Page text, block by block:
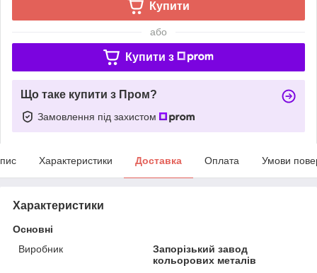
Купити
або
Купити з
Що таке купити з Пром?
Замовлення під захистом
Характеристики Доставка Оплата Умови
Характеристики
Основні
Виробник
Запорізький завод
кольорових металів